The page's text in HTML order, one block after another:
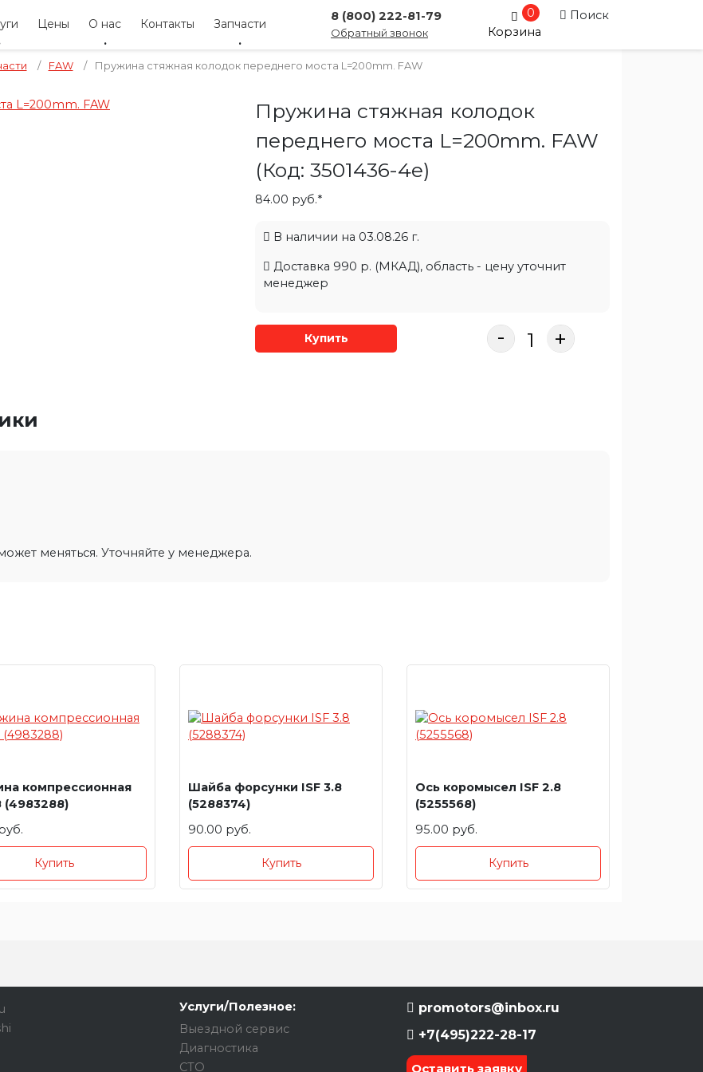
Цены О нас Контакты Запчасти
8 (800) 222-81-79
Обратный звонок
0
Корзина
Поиск
/ FAW / Пружина стяжная колодок переднего моста L=200mm. FAW
Пружина стяжная колодок
переднего моста L=200mm. FAW
(Код: 3501436-4e)
84.00 руб.*
В наличии на 03.08.26 г.
Доставка 990 р. (МКАД), область - цену уточнит
менеджер
Купить - +
меняться. Уточняйте у менеджера.
компрессионная
(4983288)
Купить
Шайба форсунки ISF 3.8
(5288374)
90.00 руб.
Купить
Ось коромысел ISF 2.8
(5255568)
95.00 руб.
Купить
Услуги/Полезное:
Выездной сервис
Диагностика
СТО
promotors@inbox.ru
+7(495)222-28-17
Оставить заявку